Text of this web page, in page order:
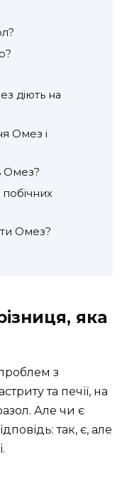
діють на
Омез і
Омез?
побічних
Омез?
яка
з
та печії, на
Але чи є
так, є, але